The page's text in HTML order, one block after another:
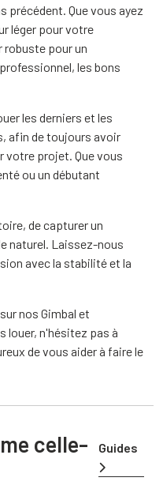
précédent. Que vous ayez
léger pour votre
robuste pour un
les bons
les derniers et les
afin de toujours avoir
votre projet. Que vous
ou un débutant
de capturer un
naturel. Laissez-nous
avec la stabilité et la
nos Gimbal et
louer, n'hésitez pas à
de vous aider à faire le
celle-
Guides